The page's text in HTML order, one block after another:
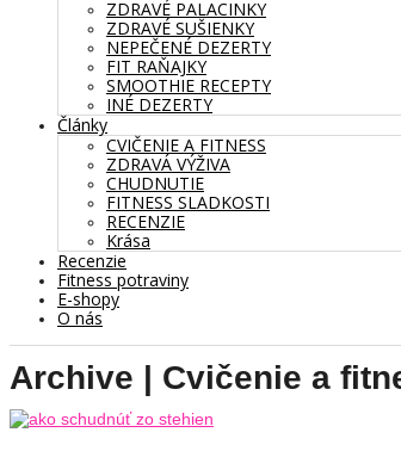
ZDRAVÉ PALACINKY
ZDRAVÉ SUŠIENKY
NEPEČENÉ DEZERTY
FIT RAŇAJKY
SMOOTHIE RECEPTY
INÉ DEZERTY
Články
CVIČENIE A FITNESS
ZDRAVÁ VÝŽIVA
CHUDNUTIE
FITNESS SLADKOSTI
RECENZIE
Krása
Recenzie
Fitness potraviny
E-shopy
O nás
Archive | Cvičenie a